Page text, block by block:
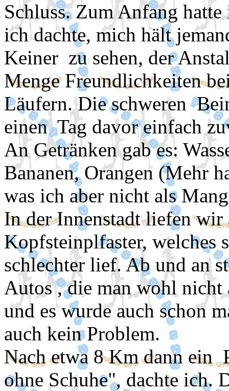
Schluss. Zum Anfang
ich dachte, mich hält
Keiner zu sehen, der
Menge Freundlichkeiten
Läufern. Die schweren
einen Tag davor einfach
An Getränken gab es:
Bananen, Orangen (Mehr
was ich aber nicht als
In der Innenstadt liefen wir
Kopfsteinplfaster, welches
schlechter lief. Ab und an
Autos , die man wohl
und es wurde auch schon
auch kein Problem.
Nach etwa 8 Km dann ein
ohne Schuhe", dachte ich.